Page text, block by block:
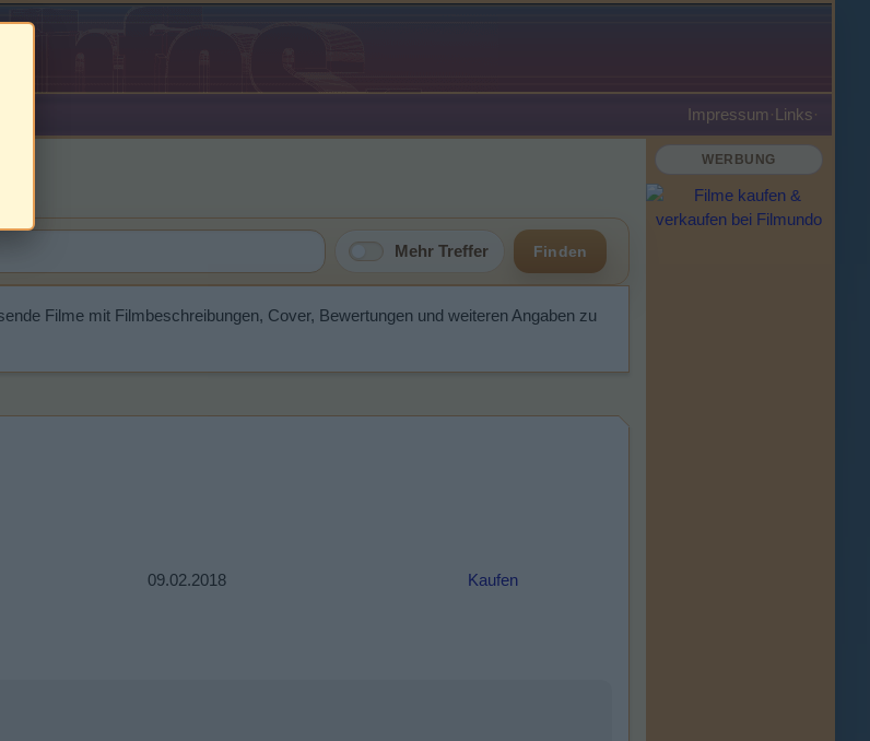
Impressum ·Links·
Mehr Treffer Finden
Filme mit Filmbeschreibungen, Cover, Bewertungen und weiteren Angaben zu
09.02.2018 Kaufen
WERBUNG